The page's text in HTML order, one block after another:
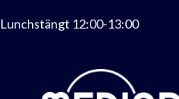
Lunchstängt 12:00-13:00